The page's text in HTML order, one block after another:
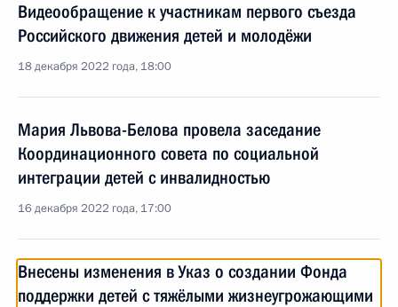
Видеообращение к участникам первого съезда
Российского движения детей и молодёжи
18 декабря 2022 года, 18:00
Мария Львова-Белова провела заседание
Координационного совета по социальной
интеграции детей с инвалидностью
16 декабря 2022 года, 17:00
Внесены изменения в Указ о создании Фонда
поддержки детей с тяжёлыми жизнеугрожающими